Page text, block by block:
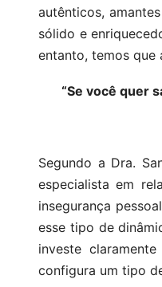
autênticos,
sólido e
entanto, temos que
“Se você quer
Segundo a Dra.
especialista em
insegurança
esse tipo de
investe
configura um tipo